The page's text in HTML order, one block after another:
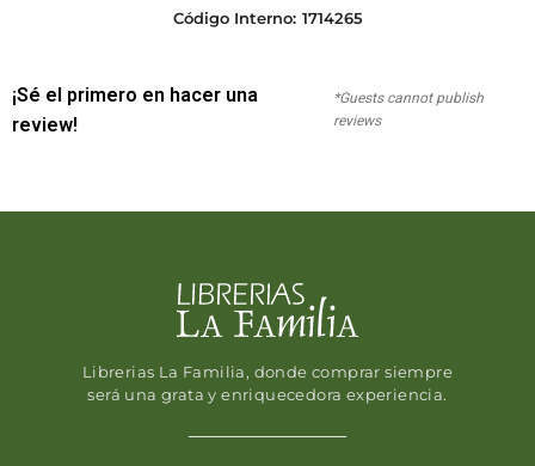
Código Interno: 1714265
¡Sé el primero en hacer una
review!
*Guests cannot publish
reviews
Librerias La Familia, donde comprar siempre
será una grata y enriquecedora experiencia.